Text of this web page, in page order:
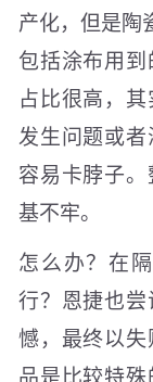
产化，但是陶
包括涂布用到
占比很高，
发生问题或
容易卡脖子
基不牢。
怎么办？在
行？恩捷也
憾，最终以
品是比较特